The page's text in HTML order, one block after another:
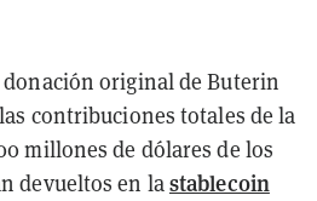
original de Buterin
contribuciones totales de la
millones de dólares de los
devueltos en lastablecoin